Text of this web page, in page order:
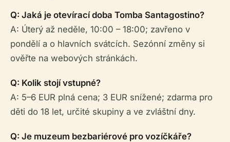
Q: Jaká je otevírací doba Tomba Santagostino?
A: Úterý až neděle, 10:00 – 18:00; zavřeno v
pondělí a o hlavních svátcích. Sezónní změny si
ověřte na webových stránkách.
Q: Kolik stojí vstupné?
A: 5–6 EUR plná cena; 3 EUR snížené; zdarma pro
děti do 18 let, určité skupiny a ve zvláštní dny.
Q: Je muzeum bezbariérové pro vozíčkáře?